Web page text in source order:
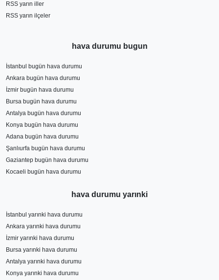
RSS yarın iller
RSS yarın ilçeler
hava durumu bugun
İstanbul bugün hava durumu
Ankara bugün hava durumu
İzmir bugün hava durumu
Bursa bugün hava durumu
Antalya bugün hava durumu
Konya bugün hava durumu
Adana bugün hava durumu
Şanlıurfa bugün hava durumu
Gaziantep bugün hava durumu
Kocaeli bugün hava durumu
hava durumu yarınki
İstanbul yarınki hava durumu
Ankara yarınki hava durumu
İzmir yarınki hava durumu
Bursa yarınki hava durumu
Antalya yarınki hava durumu
Konya yarınki hava durumu